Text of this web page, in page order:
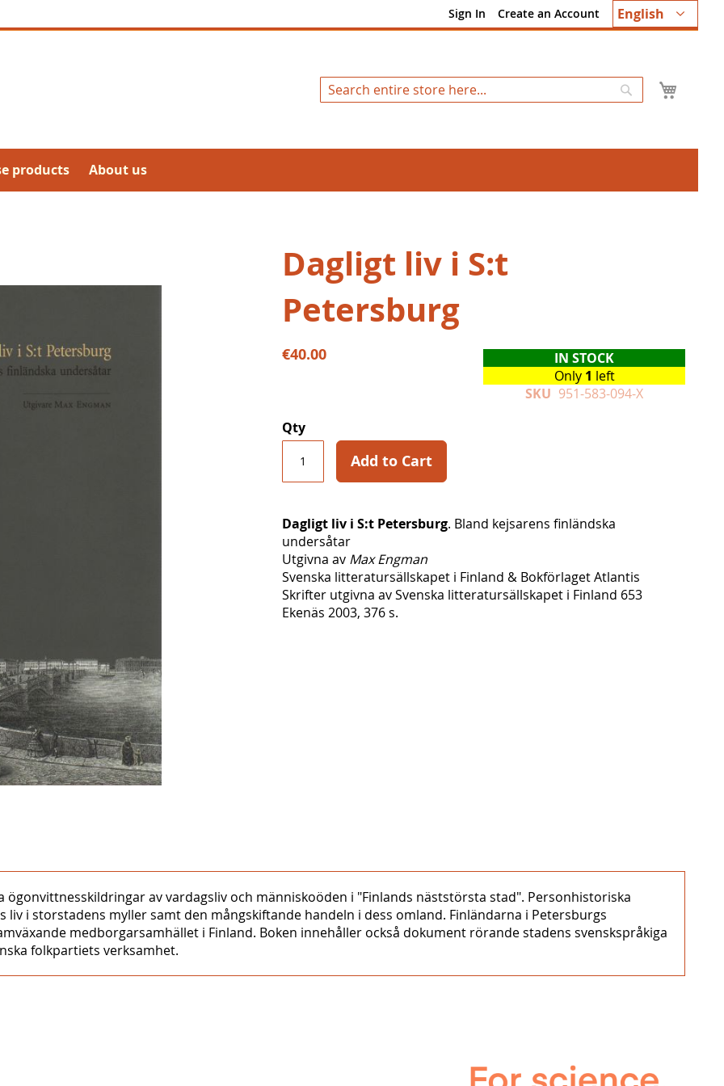
Language
English
Sign In Create an Account
Search
products About us
Dagligt liv i S:t
Petersburg
€40.00
IN STOCK
Only 1 left
SKU 951-583-094-X
Qty
Add to Cart
Dagligt liv i S:t Petersburg. Bland kejsarens finländska
undersåtar
Utgivna av Max Engman
Svenska litteratursällskapet i Finland & Bokförlaget Atlantis
Skrifter utgivna av Svenska litteratursällskapet i Finland 653
Ekenäs 2003, 376 s.
ögonvittnesskildringar av vardagsliv och människoöden i "Finlands näststörsta stad". Personhistoriska
i storstadens myller samt den mångskiftande handeln i dess omland. Finländarna i Petersburgs
medborgarsamhället i Finland. Boken innehåller också dokument rörande stadens svenskspråkiga
folkpartiets verksamhet.